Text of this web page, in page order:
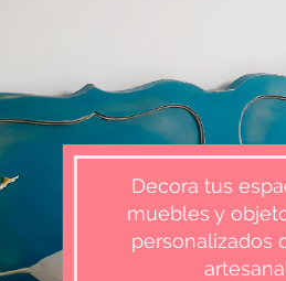
Decora tus
muebles y
personalizados